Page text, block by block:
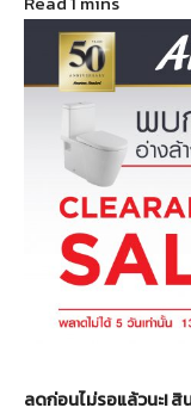
ลดก่อนไม่รอแล้วนะ!